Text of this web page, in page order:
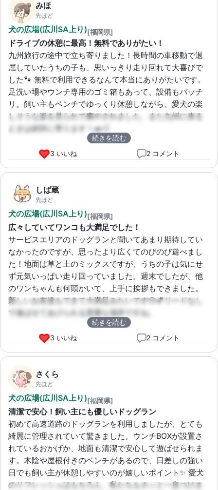
みほ
先ほど
犬の広場(広川SA上り)[福岡県]
ドライブの休憩に最高！無料でありがたい！
九州旅行の途中で立ち寄りました！長時間の車移動で退
屈していたうちの子も、思いっきり走り回れて大喜びで
した🐾 無料で利用できるなんて本当にありがたいです。
足洗い場やウンチ専用のゴミ箱もあって、設備もバッチ
リ。飼い主もベンチでゆっくり休憩しながら、愛犬の楽
しそうな姿を見られて癒やされました。また九州に来る
ときは絶対に寄ります！🚗💨
続きを読む
3 いいね
2 コメント
しば蔵
先ほど
犬の広場(広川SA上り)[福岡県]
広々していてワンコも大満足でした！
サービスエリアのドッグランと聞いてあまり期待してい
なかったのですが、思ったより広くてのびのび遊べまし
た！地面は草と土のミックスですが、うちの子は気にせ
ず元気いっぱい走り回っていました。週末でしたが、他
のワンちゃんも何頭かいて、上手に挨拶もできました。
新しいお友達もできて大満足みたいです🐶💕リードなし
で遊ばせてあげられる貴重な場所ですね。
続きを読む
3 いいね
2 コメント
さくら
先ほど
犬の広場(広川SA上り)[福岡県]
清潔で安心！飼い主にも優しいドッグラン
初めて高速道路のドッグランを利用しましたが、とても
綺麗に管理されていて驚きました。ウンチBOXが設置さ
れているおかげか、地面も清潔で安心して遊ばせられま
す。木陰や屋根付きのベンチがあるので、日差しの強い
日でも飼い主が休憩しやすいのが嬉しいポイント✨ 愛犬
のリフレッシュはもちろん、私たちもホッと一息つけま